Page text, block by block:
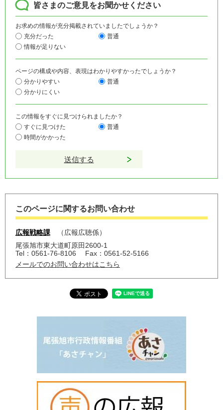
皆さまのご意見をお聞かせください
お求めの情報が充分掲載されていましたでしょうか？
充分だった
普通
情報が足りない
ページの構成や内容、表現はわかりやすかったでしょうか？
分かりやすい
普通
分かりにくい
この情報をすぐに見つけられましたか？
すぐに見つけた
普通
時間がかかった
このページに関するお問い合わせ
広報戦略課
広報広聴係
尾張旭市東大道町原田2600-1
Tel：0561-76-8106
Fax：0561-52-5166
メールでのお問い合わせはこちら